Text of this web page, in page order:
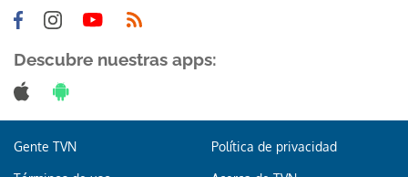
Descubre nuestras apps:
Gente TVN Política de privacidad